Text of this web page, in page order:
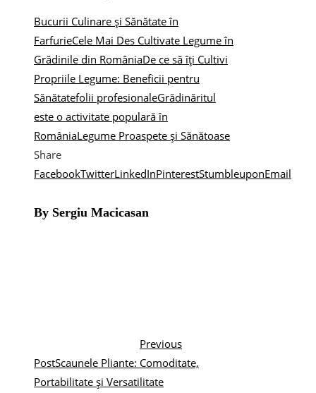
Bucurii Culinare și Sănătate în
FarfurieCele Mai Des Cultivate Legume în
Grădinile din RomâniaDe ce să îți Cultivi
Propriile Legume: Beneficii pentru
Sănătatefolii profesionaleGrădinăritul
este o activitate populară în
RomâniaLegume Proaspete și Sănătoase
Share
FacebookTwitterLinkedInPinterestStumbleuponEmail
By Sergiu Macicasan
Previous
PostScaunele Pliante: Comoditate,
Portabilitate și Versatilitate